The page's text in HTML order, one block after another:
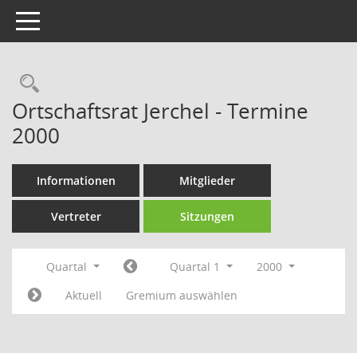
Toggle navigation
Rechercheauswahl
Ortschaftsrat Jerchel - Termine
2000
Informationen Mitglieder
Vertreter Sitzungen
Quartal Quartal 1
2000
Aktuell
Gremium auswählen